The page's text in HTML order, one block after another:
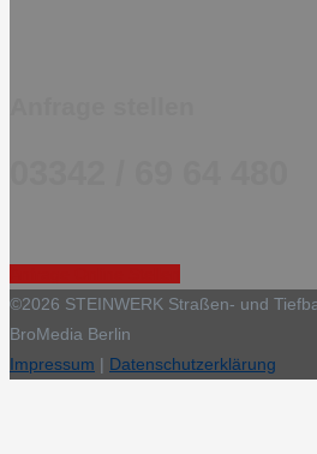
©2026 STEINWERK Straßen- und
BroMedia Berlin
Impressum | Datenschutzerklärung